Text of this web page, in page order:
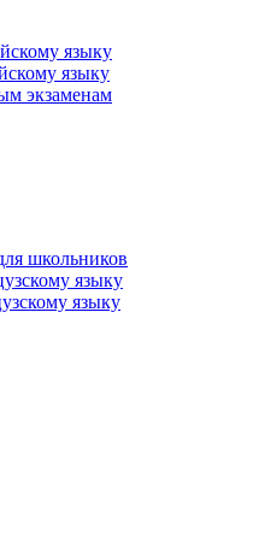
языку
языку
экзаменам
школьников
языку
языку